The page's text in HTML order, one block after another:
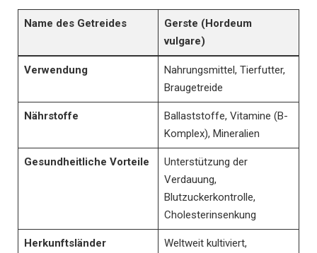
Name des Getreides
Gerste (Hordeum
vulgare)
Verwendung
Nahrungsmittel, Tierfutter,
Braugetreide
Nährstoffe
Ballaststoffe, Vitamine (B-
Komplex), Mineralien
Gesundheitliche Vorteile
Unterstützung der
Verdauung,
Blutzuckerkontrolle,
Cholesterinsenkung
Herkunftsländer
Weltweit kultiviert,